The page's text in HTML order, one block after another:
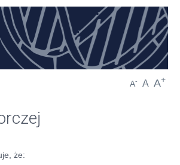
A- A A+
że: